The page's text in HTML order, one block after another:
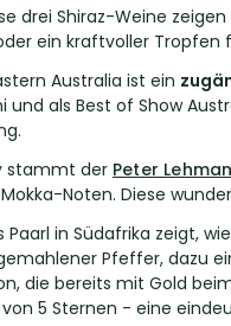
drei Shiraz-Weine
ein kraftvoller Tropfen
Australia ist ein
als Best of Show
stammt der Peter
Noten. Diese
Paarl in Südafrika zeigt, wie
Pfeffer, dazu
die bereits mit Gold
5 Sternen - eine